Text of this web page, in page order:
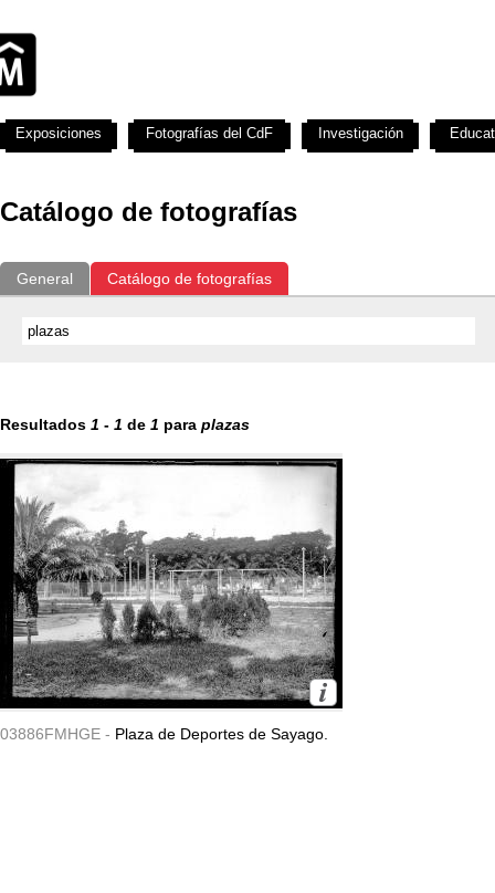
Catálogo de fotografías
General Catálogo de fotografías
Resultados 1 - 1 de 1 para plazas
03886FMHGE - Plaza de Deportes de Sayago.
Exposiciones Fotografías del CdF Investigación